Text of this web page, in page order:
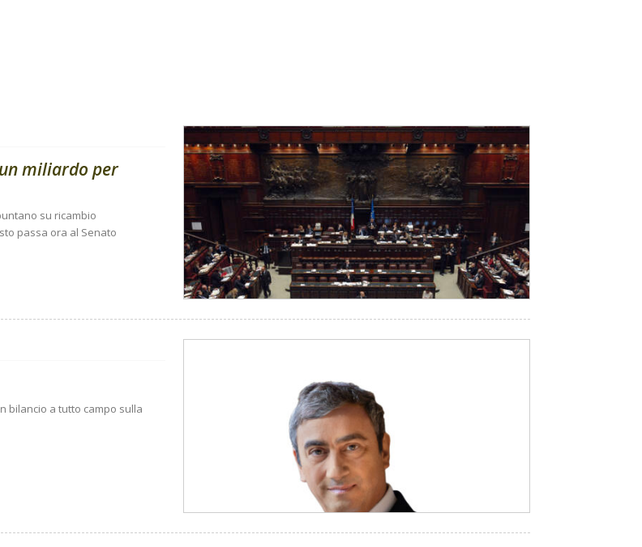
miliardo per
su ricambio
passa ora al Senato
bilancio a tutto campo sulla